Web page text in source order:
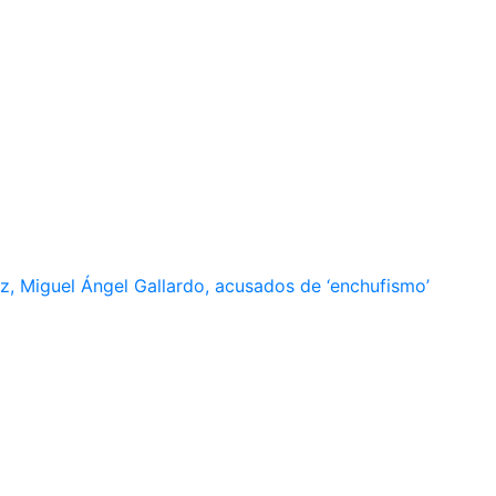
Ángel Gallardo, acusados de ‘enchufismo’